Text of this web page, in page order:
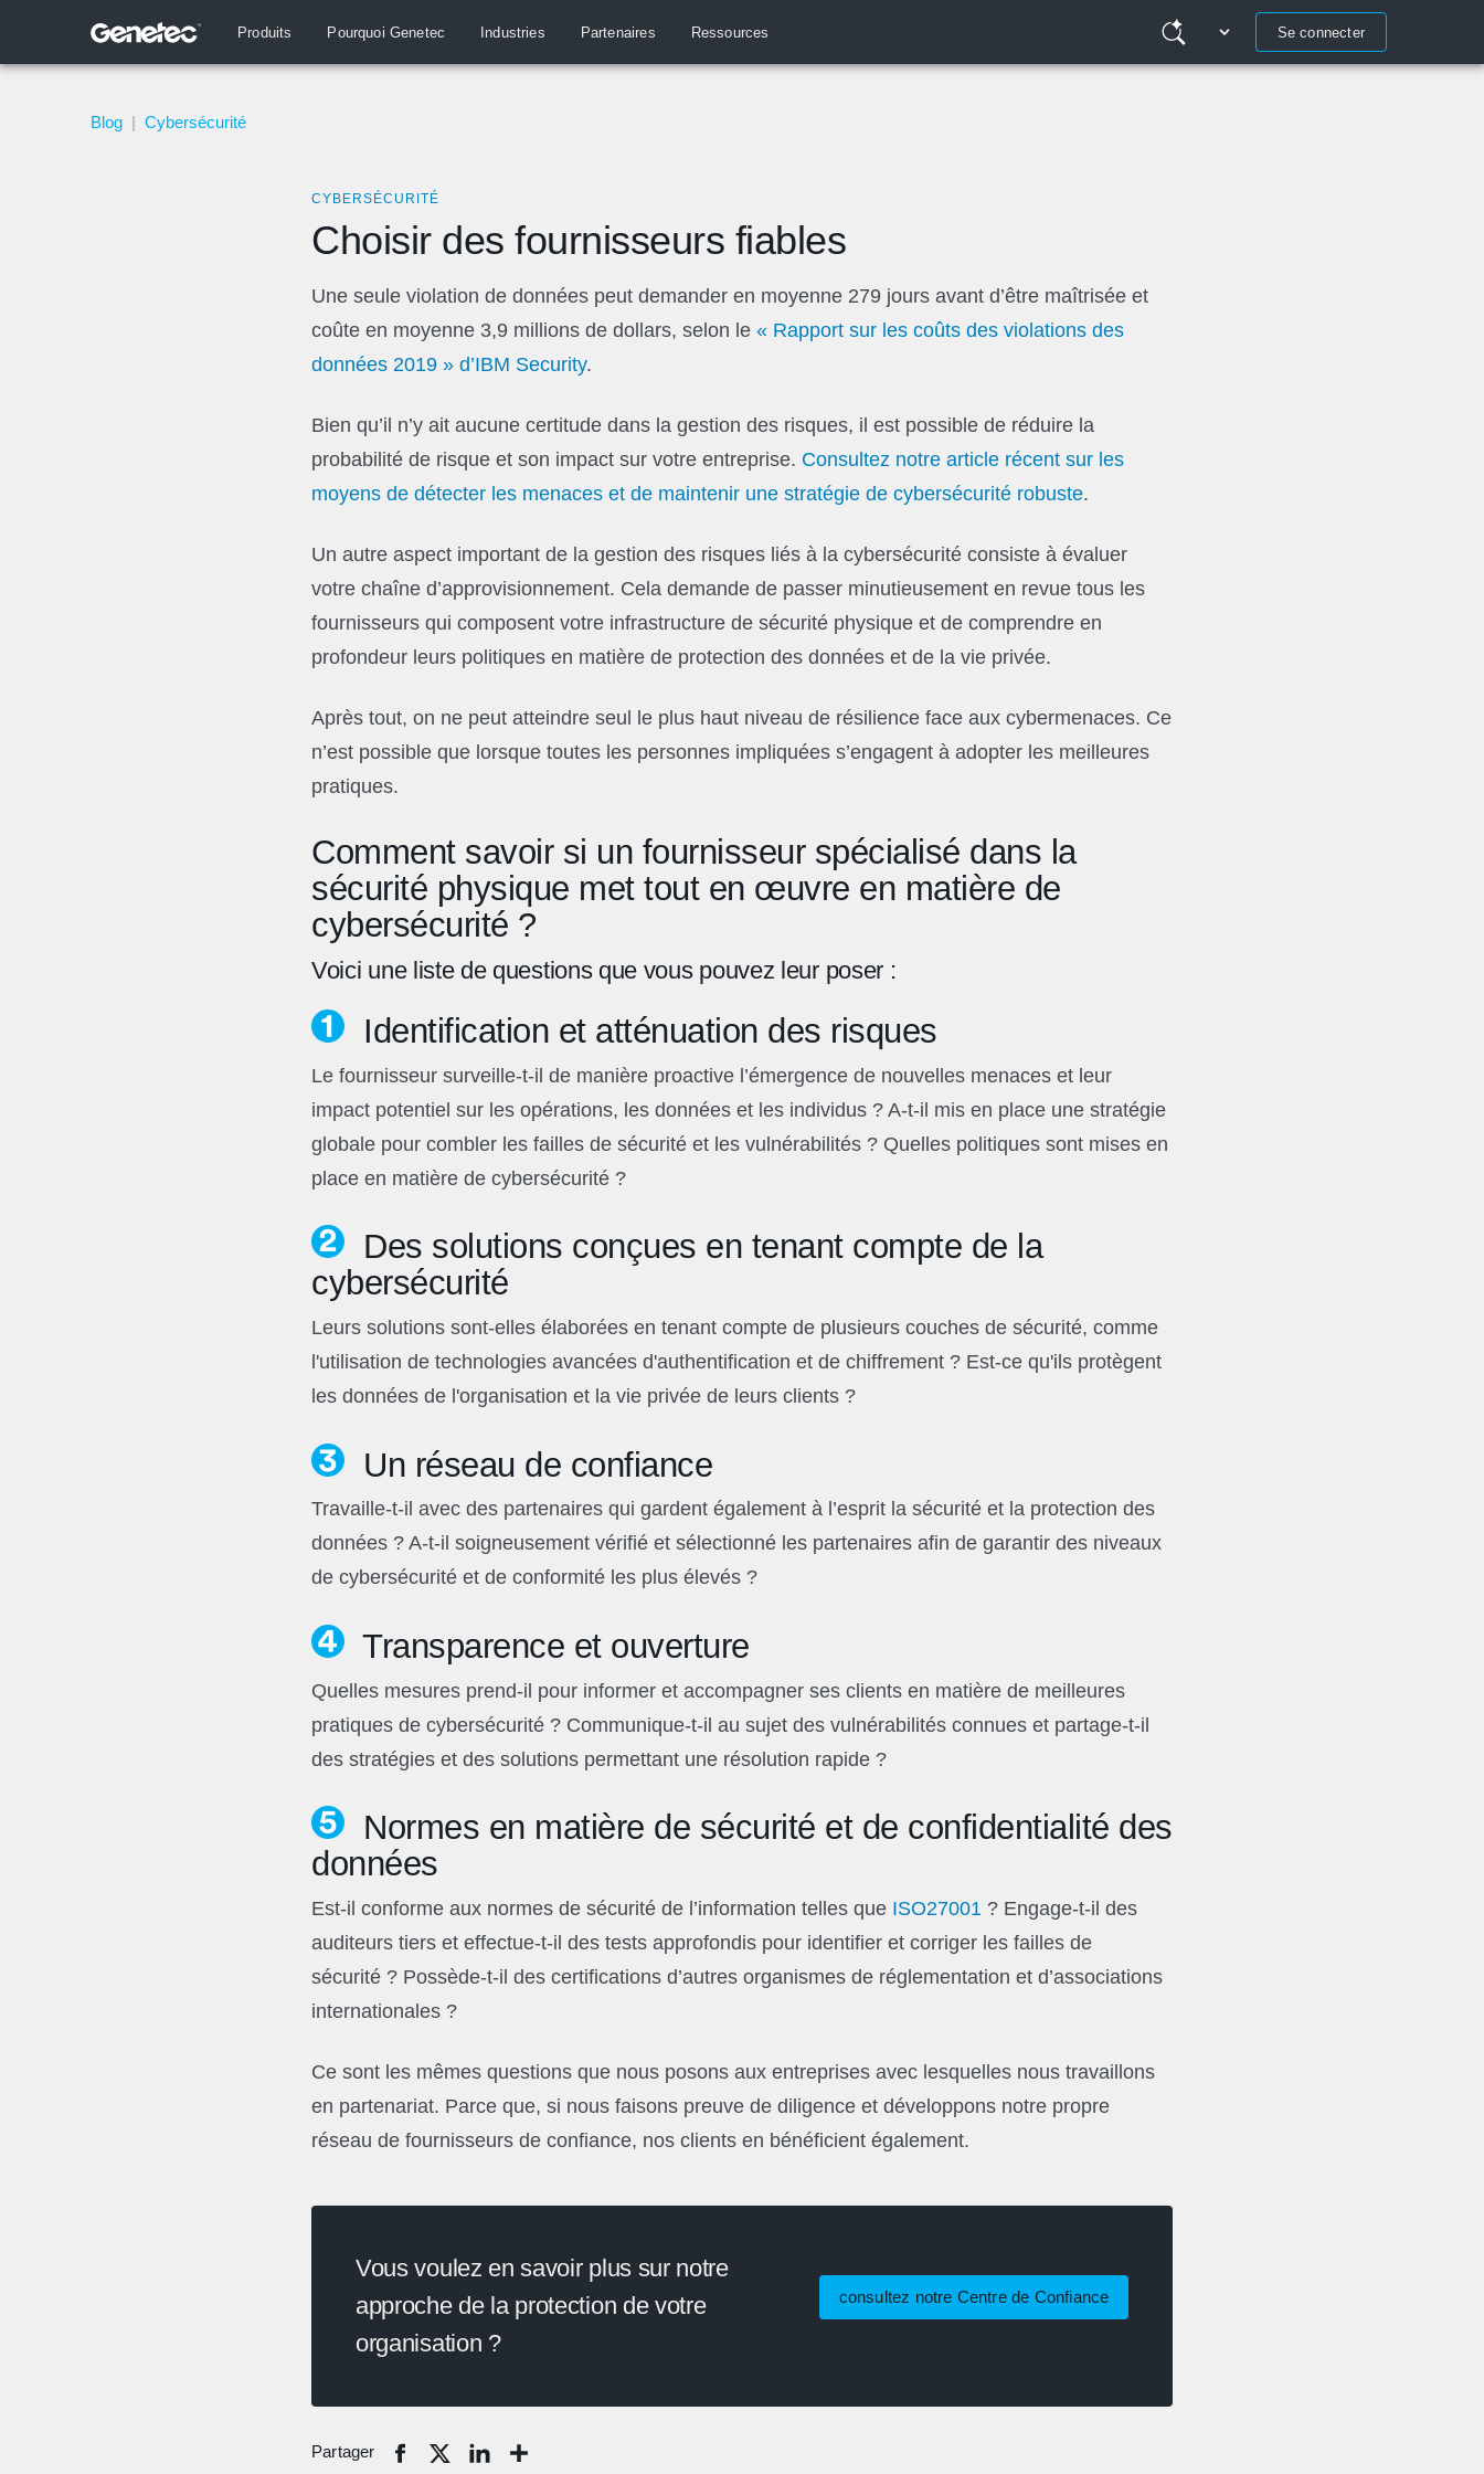
Produits Pourquoi Genetec Industries Partenaires Ressources Se connecter
Blog | Cybersécurité
CYBERSÉCURITÉ
Choisir des fournisseurs fiables
Une seule violation de données peut demander en moyenne 279 jours avant d’être maîtrisée et
coûte en moyenne 3,9 millions de dollars, selon le « Rapport sur les coûts des violations des
données 2019 » d’IBM Security.
Bien qu’il n’y ait aucune certitude dans la gestion des risques, il est possible de réduire la
probabilité de risque et son impact sur votre entreprise. Consultez notre article récent sur les
moyens de détecter les menaces et de maintenir une stratégie de cybersécurité robuste.
Un autre aspect important de la gestion des risques liés à la cybersécurité consiste à évaluer
votre chaîne d’approvisionnement. Cela demande de passer minutieusement en revue tous les
fournisseurs qui composent votre infrastructure de sécurité physique et de comprendre en
profondeur leurs politiques en matière de protection des données et de la vie privée.
Après tout, on ne peut atteindre seul le plus haut niveau de résilience face aux cybermenaces. Ce
n’est possible que lorsque toutes les personnes impliquées s’engagent à adopter les meilleures
pratiques.
Comment savoir si un fournisseur spécialisé dans la
sécurité physique met tout en œuvre en matière de
cybersécurité ?
Voici une liste de questions que vous pouvez leur poser :
Identification et atténuation des risques
Le fournisseur surveille-t-il de manière proactive l’émergence de nouvelles menaces et leur
impact potentiel sur les opérations, les données et les individus ? A-t-il mis en place une stratégie
globale pour combler les failles de sécurité et les vulnérabilités ? Quelles politiques sont mises en
place en matière de cybersécurité ?
Des solutions conçues en tenant compte de la
cybersécurité
Leurs solutions sont-elles élaborées en tenant compte de plusieurs couches de sécurité, comme
l'utilisation de technologies avancées d'authentification et de chiffrement ? Est-ce qu'ils protègent
les données de l'organisation et la vie privée de leurs clients ?
Un réseau de confiance
Travaille-t-il avec des partenaires qui gardent également à l’esprit la sécurité et la protection des
données ? A-t-il soigneusement vérifié et sélectionné les partenaires afin de garantir des niveaux
de cybersécurité et de conformité les plus élevés ?
Transparence et ouverture
Quelles mesures prend-il pour informer et accompagner ses clients en matière de meilleures
pratiques de cybersécurité ? Communique-t-il au sujet des vulnérabilités connues et partage-t-il
des stratégies et des solutions permettant une résolution rapide ?
Normes en matière de sécurité et de confidentialité des
données
Est-il conforme aux normes de sécurité de l’information telles que ISO27001 ? Engage-t-il des
auditeurs tiers et effectue-t-il des tests approfondis pour identifier et corriger les failles de
sécurité ? Possède-t-il des certifications d’autres organismes de réglementation et d’associations
internationales ?
Ce sont les mêmes questions que nous posons aux entreprises avec lesquelles nous travaillons
en partenariat. Parce que, si nous faisons preuve de diligence et développons notre propre
réseau de fournisseurs de confiance, nos clients en bénéficient également.
Vous voulez en savoir plus sur notre
approche de la protection de votre
organisation ?
consultez notre Centre de Confiance
Partager Share